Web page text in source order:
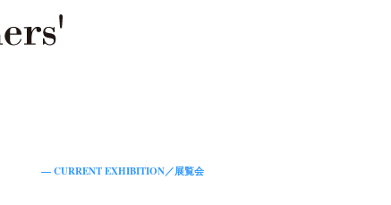
— CURRENT EXHIBITION／展覧会